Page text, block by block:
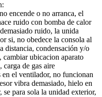
encende o no arranca, el
ruido con bomba de calor
ruido, la unida
si, no obedece la consola al
distancia, condensación y/o
ubicacion aparato
de gas aire
el ventilador, no funcionan
vibra demasiado, hielo en
se para sola la unidad exterior,